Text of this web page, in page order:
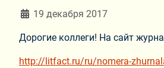
Информация о материале
19 декабря 2017
Дорогие коллеги! На сайт
http://litfact.ru/ru/nomera-